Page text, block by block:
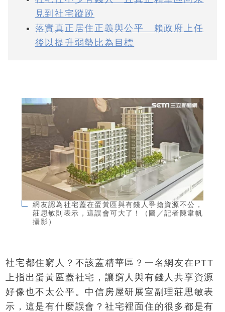
見到社宅蹤跡
落實真正居住正義與公平 賴政府上任
後以提升弱勢比為目標
網友認為社宅蓋在蛋黃區與有錢人爭搶資源不公，
莊思敏則表示，這誤會可大了！（圖／記者陳韋帆
攝影）
社宅都住窮人？不該蓋精華區？一名網友在PTT
上指出蛋黃區蓋社宅，讓窮人與有錢人共享資源
好像也不太公平。中信房屋研展室副理莊思敏表
示，這是有什麼誤會？社宅裡面住的很多都是有